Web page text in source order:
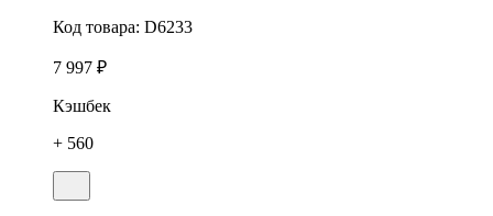
Код товара: D6233
7 997 ₽
Кэшбек
+ 560